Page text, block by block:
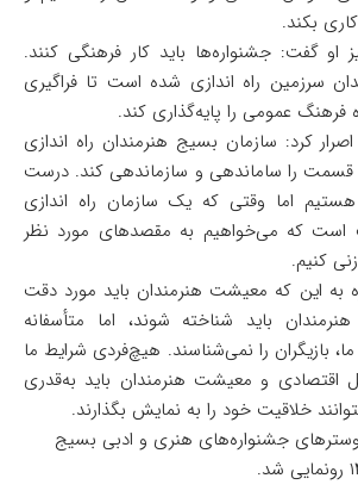
بکند.
او گفت: جشنواره‌ها باید کار فرهنگی کنند.
سرزمین راه اندازی شده است تا فراگیری
عمومی را پایه‌گذاری کند.
کرد: سازمان بسیج هنرمندان راه اندازی
قسمت را ساماندهی و سازماندهی کند. درست
اما وقتی که یک سازمان راه اندازی
است که می‌خواهیم به مقصد‌های مورد نظر
کنیم.
به این که معیشت هنرمندان باید مورد دقت
باید شناخته شوند، اما متأسفانه
بازیگران را نمی‌شناسند. هیچ‌فردی شرایط ما
اقتصادی و معیشت هنرمندان باید به‌قدری
خلاقیت خود را به نمایش بگذارند.
جشنواره‌های هنری و ادبی بسیج